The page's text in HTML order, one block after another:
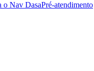
o Nav DasaPré-atendimento